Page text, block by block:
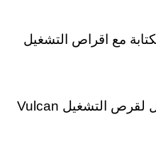
مع اقراص التشغيل
المقارنة الرقمية لأختبار شامل لقرص التشغيل Vulcan